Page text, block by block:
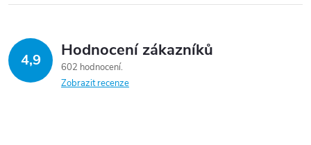
r
v
k
í
4,9 Hodnocení zákazníků
602 hodnocení
Zobrazit recenze